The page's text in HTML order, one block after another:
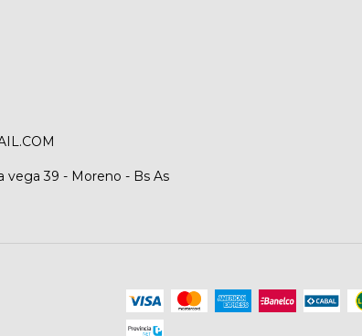
vega 39 - Moreno - Bs As